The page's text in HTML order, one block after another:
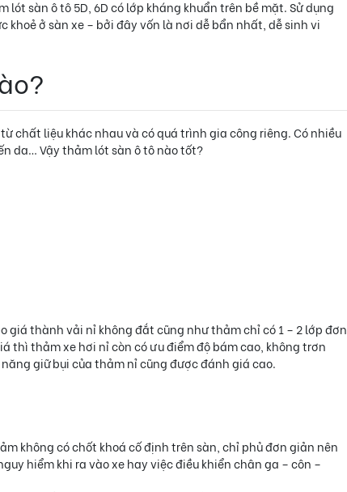
sàn ô tô 5D, 6D có lớp kháng khuẩn trên bề mặt. Sử dụng
ở sàn xe – bởi đây vốn là nơi dễ bẩn nhất, dễ sinh vi
chất liệu khác nhau và có quá trình gia công riêng. Có nhiều
da… Vậy thảm lót sàn ô tô nào tốt?
thành vải nỉ không đắt cũng như thảm chỉ có 1 – 2 lớp đơn
thì thảm xe hơi nỉ còn có ưu điểm độ bám cao, không trơn
giữ bụi của thảm nỉ cũng được đánh giá cao.
không có chốt khoá cố định trên sàn, chỉ phủ đơn giản nên
hiểm khi ra vào xe hay việc điều khiển chân ga – côn –